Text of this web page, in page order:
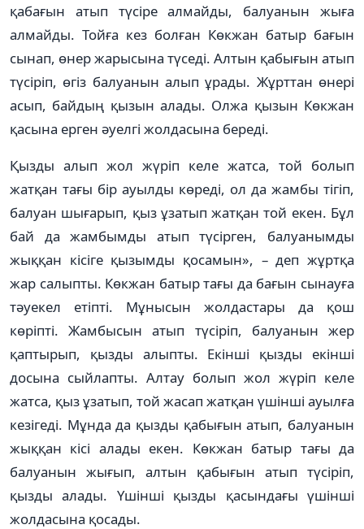
қабағын атып түсіре алмайды, балуанын жыға
алмайды. Тойға кез болған Көкжан батыр бағын
сынап, өнер жарысына түседі. Алтын қабығын атып
түсіріп, өгіз балуанын алып ұрады. Жұрттан өнері
асып, байдың қызын алады. Олжа қызын Көкжан
қасына ерген әуелгі жолдасына береді.
Қызды алып жол жүріп келе жатса, той болып
жатқан тағы бір ауылды көреді, ол да жамбы тігіп,
балуан шығарып, қыз ұзатып жатқан той екен. Бұл
бай да жамбымды атып түсірген, балуанымды
жыққан кісіге қызымды қосамын», – деп жұртқа
жар салыпты. Көкжан батыр тағы да бағын сынауға
тәуекел етіпті. Мұнысын жолдастары да қош
көріпті. Жамбысын атып түсіріп, балуанын жер
қаптырып, қызды алыпты. Екінші қызды екінші
досына сыйлапты. Алтау болып жол жүріп келе
жатса, қыз ұзатып, той жасап жатқан үшінші ауылға
кезігеді. Мұнда да қызды қабығын атып, балуанын
жыққан кісі алады екен. Көкжан батыр тағы да
балуанын жығып, алтын қабығын атып түсіріп,
қызды алады. Үшінші қызды қасындағы үшінші
жолдасына қосады.